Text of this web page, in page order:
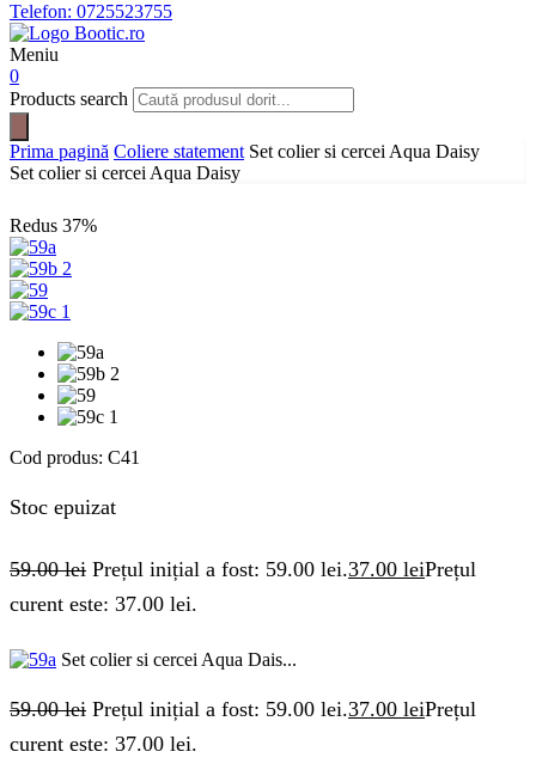
Telefon: 0725523755
Meniu
0
Products search
Prima pagină Coliere statement Set colier si cercei Aqua Daisy
Set colier si cercei Aqua Daisy
Redus 37%
Cod produs: C41
Stoc epuizat
59.00lei Prețul inițial a fost: 59.00 lei.37.00 leiPrețul
curent este: 37.00 lei.
Set colier si cercei Aqua Dais...
59.00lei Prețul inițial a fost: 59.00 lei.37.00 leiPrețul
curent este: 37.00 lei.